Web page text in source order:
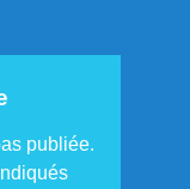
publiée.